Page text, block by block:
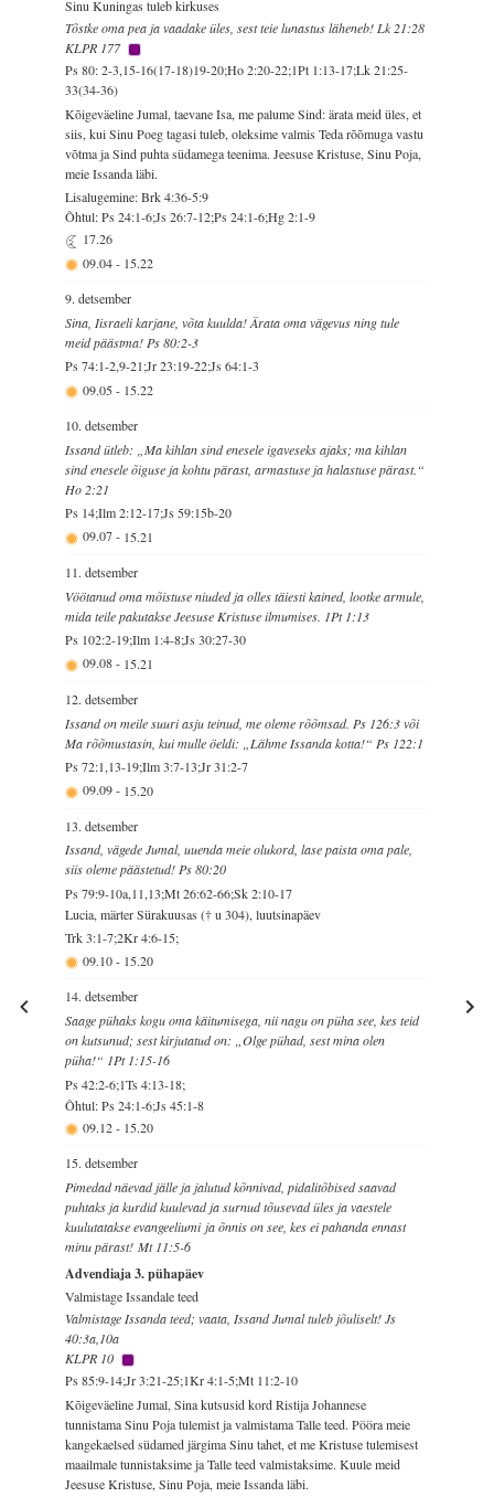
Sinu Kuningas tuleb kirkuses
Tõstke oma pea ja vaadake üles, sest teie lunastus läheneb! Lk 21:28
KLPR 177
Ps 80: 2-3,15-16(17-18)19-20;Ho 2:20-22;1Pt 1:13-17;Lk 21:25-
33(34-36)
Kõigeväeline Jumal, taevane Isa, me palume Sind: ärata meid üles, et
siis, kui Sinu Poeg tagasi tuleb, oleksime valmis Teda rõõmuga vastu
võtma ja Sind puhta südamega teenima. Jeesuse Kristuse, Sinu Poja,
meie Issanda läbi.
Lisalugemine: Brk 4:36-5:9
Õhtul: Ps 24:1-6;Js 26:7-12;Ps 24:1-6;Hg 2:1-9
17.26
09.04- 15.22
9. detsember
Sina, Iisraeli karjane, võta kuulda! Ärata oma vägevus ning tule
meid päästma! Ps 80:2-3
Ps 74:1-2,9-21;Jr 23:19-22;Js 64:1-3
09.05- 15.22
10. detsember
Issand ütleb: „Ma kihlan sind enesele igaveseks ajaks; ma kihlan
sind enesele õiguse ja kohtu pärast, armastuse ja halastuse pärast.“
Ho 2:21
Ps 14;Ilm 2:12-17;Js 59:15b-20
09.07- 15.21
11. detsember
Vöötanud oma mõistuse niuded ja olles täiesti kained, lootke armule,
mida teile pakutakse Jeesuse Kristuse ilmumises. 1Pt 1:13
Ps 102:2-19;Ilm 1:4-8;Js 30:27-30
09.08- 15.21
12. detsember
Issand on meile suuri asju teinud, me oleme rõõmsad. Ps 126:3 või
Ma rõõmustasin, kui mulle öeldi: „Lähme Issanda kotta!“ Ps 122:1
Ps 72:1,13-19;Ilm 3:7-13;Jr 31:2-7
09.09- 15.20
13. detsember
Issand, vägede Jumal, uuenda meie olukord, lase paista oma pale,
siis oleme päästetud! Ps 80:20
Ps 79:9-10a,11,13;Mt 26:62-66;Sk 2:10-17
Lucia, märter Sürakuusas († u 304), luutsinapäev
Trk 3:1-7;2Kr 4:6-15;
09.10- 15.20
14. detsember
Saage pühaks kogu oma käitumisega, nii nagu on püha see, kes teid
on kutsunud; sest kirjutatud on: „Olge pühad, sest mina olen
püha!“ 1Pt 1:15-16
Ps 42:2-6;1Ts 4:13-18;
Õhtul: Ps 24:1-6;Js 45:1-8
09.12- 15.20
15. detsember
Pimedad näevad jälle ja jalutud kõnnivad, pidalitõbised saavad
puhtaks ja kurdid kuulevad ja surnud tõusevad üles ja vaestele
kuulutatakse evangeeliumi ja õnnis on see, kes ei pahanda ennast
minu pärast! Mt 11:5-6
Advendiaja 3. pühapäev
Valmistage Issandale teed
Valmistage Issanda teed; vaata, Issand Jumal tuleb jõuliselt! Js
40:3a,10a
KLPR 10
Ps 85:9-14;Jr 3:21-25;1Kr 4:1-5;Mt 11:2-10
Kõigeväeline Jumal, Sina kutsusid kord Ristija Johannese
tunnistama Sinu Poja tulemist ja valmistama Talle teed. Pööra meie
kangekaelsed südamed järgima Sinu tahet, et me Kristuse tulemisest
maailmale tunnistaksime ja Talle teed valmistaksime. Kuule meid
Jeesuse Kristuse, Sinu Poja, meie Issanda läbi.